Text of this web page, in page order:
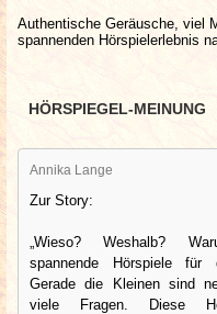
Authentische Geräusche, viel
spannenden Hörspielerlebnis
HÖRSPIEGEL-MEINUNG
Annika Lange
Zur Story:
„Wieso? Weshalb?
spannende Hörspiele für
Gerade die Kleinen sind
viele Fragen. Diese